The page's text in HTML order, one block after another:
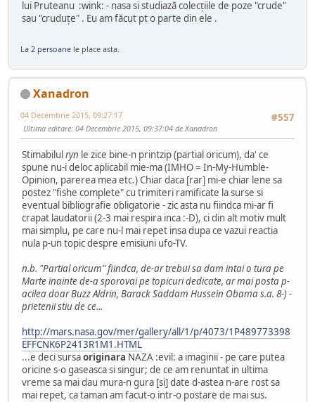
lui Pruteanu :wink: - nasa si studiază colecțiile de poze "crude"
sau "cruduțe" . Eu am făcut pt o parte din ele .
La 2 persoane le place asta.
Xanadron
#557
04 Decembrie 2015, 09:27:17
Ultima editare: 04 Decembrie 2015, 09:37:04 de Xanadron
Stimabilulryn le zice bine-n printzip (partial oricum), da' ce
spune nu-i deloc aplicabil mie-ma (IMHO = In-My-Humble-
Opinion, parerea mea etc.) Chiar daca [rar] mi-e chiar lene sa
postez "fishe complete" cu trimiteri ramificate la surse si
eventual bibliografie obligatorie - zic asta nu fiindca mi-ar fi
crapat laudatorii (2-3 mai respira inca :-D), ci din alt motiv mult
mai simplu, pe care nu-l mai repet insa dupa ce vazui reactia
nula p-un topic despre emisiuni ufo-TV.
n.b. "Partial oricum" fiindca, de-ar trebui sa dam intai o tura pe
Marte inainte de-a sporovai pe topicuri dedicate, ar mai posta p-
acilea doar Buzz Aldrin, Barack Saddam Hussein Obama s.a. 8-) -
prietenii stiu de ce...
http://mars.nasa.gov/mer/gallery/all/1/p/4073/1P489773398
EFFCNK6P2413R1M1.HTML
...e deci sursaoriginara NAZA :evil: a imaginii - pe care putea
oricine s-o gaseasca si singur; de ce am renuntat in ultima
vreme sa mai dau mura-n gura [si] date d-astea n-are rost sa
mai repet, ca taman am facut-o intr-o postare de mai sus.